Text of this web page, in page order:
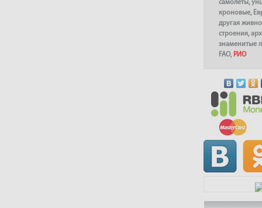
самолеты,
кроновые,
другая
строения,
знаменитые
FAO, РИО